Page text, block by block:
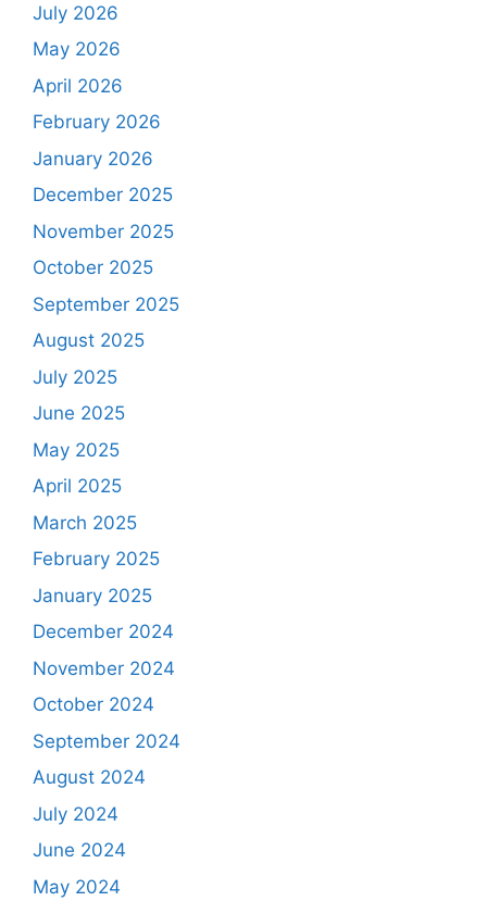
July 2026
May 2026
April 2026
February 2026
January 2026
December 2025
November 2025
October 2025
September 2025
August 2025
July 2025
June 2025
May 2025
April 2025
March 2025
February 2025
January 2025
December 2024
November 2024
October 2024
September 2024
August 2024
July 2024
June 2024
May 2024